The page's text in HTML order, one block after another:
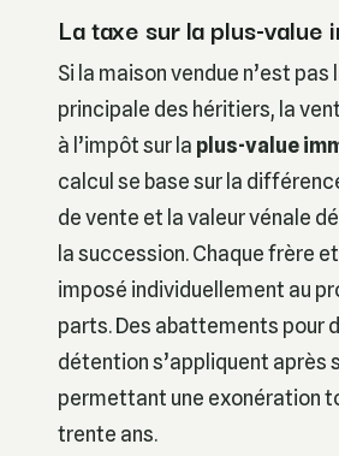
La taxe sur la plus-value
Si la maison vendue n’est pas
principale des héritiers, la
à l’impôt sur la plus-value
calcul se base sur la
de vente et la valeur vénale
la succession. Chaque frère
imposé individuellement au
parts. Des abattements pour
détention s’appliquent après
permettant une exonération
trente ans.